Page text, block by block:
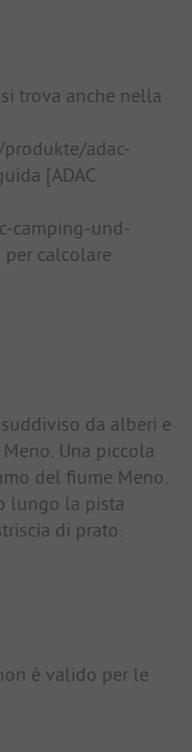
trova anche nella
adac-
[ADAC
camping-und-
calcolare
da alberi e
Una piccola
del fiume Meno.
lungo la pista
di prato.
è valido per le